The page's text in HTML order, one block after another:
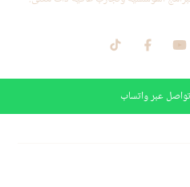
عبر واتساب